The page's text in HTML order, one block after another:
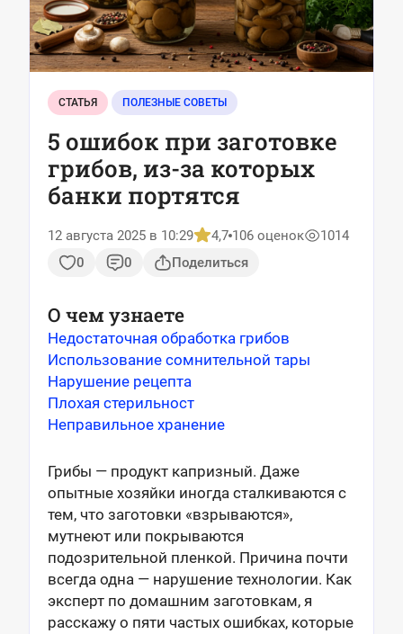
СТАТЬЯ ПОЛЕЗНЫЕ СОВЕТЫ
5 ошибок при заготовке
грибов, из-за которых
банки портятся
12 августа 2025 в 10:29 4,7 106 оценок
1014
0
0 Поделиться
О чем узнаете
Недостаточная обработка грибов
Использование сомнительной тары
Нарушение рецепта
Плохая стерильност
Неправильное хранение
Грибы — продукт капризный. Даже
опытные хозяйки иногда сталкиваются с
тем, что заготовки «взрываются»,
мутнеют или покрываются
подозрительной пленкой. Причина почти
всегда одна — нарушение технологии. Как
эксперт по домашним заготовкам, я
расскажу о пяти частых ошибках, которые